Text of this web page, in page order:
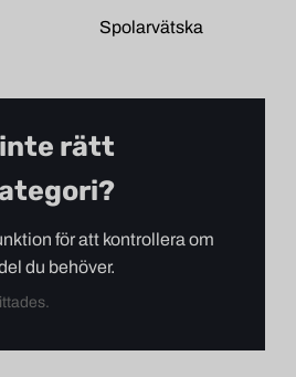
Spolarvätska
rätt
för att kontrollera om
du behöver.